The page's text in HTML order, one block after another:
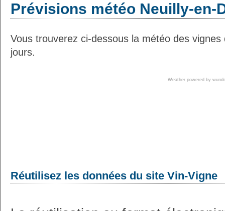
Prévisions météo Neuilly-en-
Vous trouverez ci-dessous la météo des vignes
jours.
Weather powered by
Réutilisez les données du site Vin-Vigne